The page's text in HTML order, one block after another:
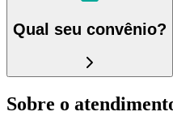
Qual seu convênio?
Sobre o